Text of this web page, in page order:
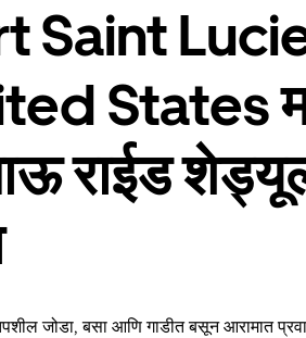
Saint
States
राईड
जोडा, बसा आणि गाडीत बसून आरामात